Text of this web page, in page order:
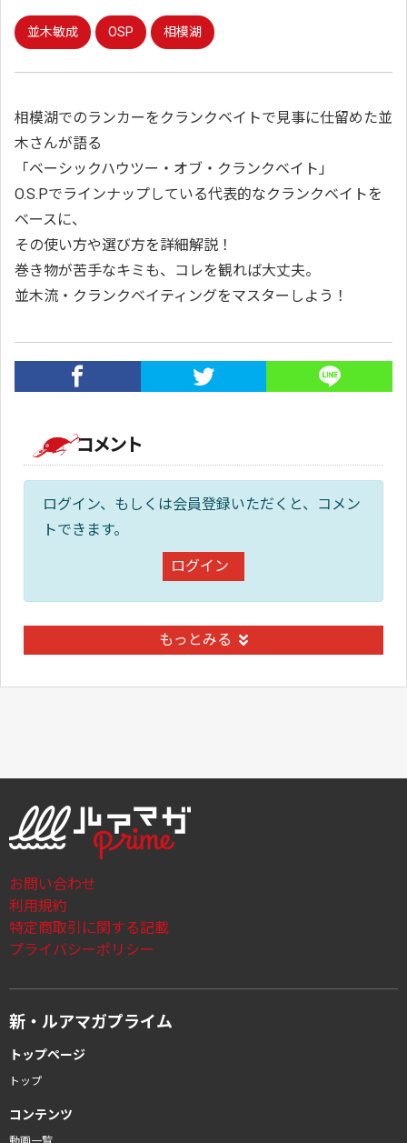
並木敏成 OSP 相模湖
相模湖でのランカーをクランクベイトで見事に仕留めた並
木さんが語る
「ベーシックハウツー・オブ・クランクベイト」
O.S.Pでラインナップしている代表的なクランクベイトを
ベースに、
その使い方や選び方を詳細解説！
巻き物が苦手なキミも、コレを観れば大丈夫。
並木流・クランクベイティングをマスターしよう！
コメント
ログイン、もしくは会員登録いただくと、コメン
トできます。
ログイン
もっとみる
お問い合わせ
利用規約
特定商取引に関する記載
プライバシーポリシー
新・ルアマガプライム
トップページ
トップ
コンテンツ